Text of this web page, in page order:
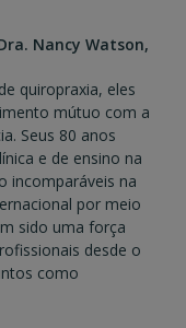
Nancy Watson,
quiropraxia, eles
mútuo com a
Seus 80 anos
e de ensino na
incomparáveis ​​na
por meio
sido uma força
desde o
como